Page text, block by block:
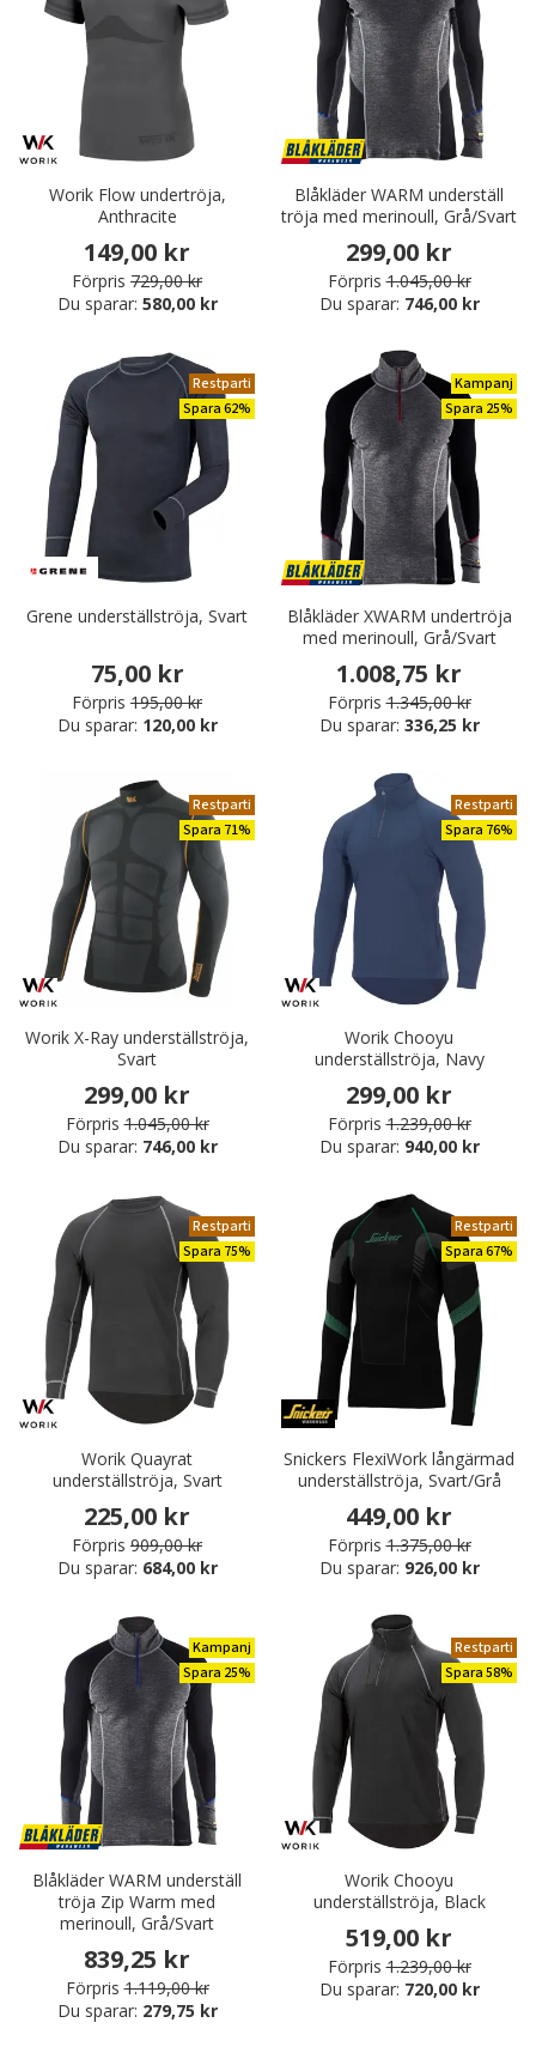
Worik Flow undertröja,
Anthracite
149,00 kr
Förpris 729,00 kr
Du sparar: 580,00 kr
Blåkläder WARM underställ
tröja med merinoull, Grå/Svart
299,00 kr
Förpris 1.045,00 kr
Du sparar: 746,00 kr
Restparti
Spara 62%
Grene underställströja, Svart
75,00 kr
Förpris 195,00 kr
Du sparar: 120,00 kr
Kampanj
Spara 25%
Blåkläder XWARM undertröja
med merinoull, Grå/Svart
1.008,75 kr
Förpris 1.345,00 kr
Du sparar: 336,25 kr
Restparti
Spara 71%
Worik X-Ray underställströja,
Svart
299,00 kr
Förpris 1.045,00 kr
Du sparar: 746,00 kr
Restparti
Spara 76%
Worik Chooyu
underställströja, Navy
299,00 kr
Förpris 1.239,00 kr
Du sparar: 940,00 kr
Restparti
Spara 75%
Worik Quayrat
underställströja, Svart
225,00 kr
Förpris 909,00 kr
Du sparar: 684,00 kr
Restparti
Spara 67%
Snickers FlexiWork långärmad
underställströja, Svart/Grå
449,00 kr
Förpris 1.375,00 kr
Du sparar: 926,00 kr
Kampanj
Spara 25%
Blåkläder WARM underställ
tröja Zip Warm med
merinoull, Grå/Svart
839,25 kr
Förpris 1.119,00 kr
Du sparar: 279,75 kr
Restparti
Spara 58%
Worik Chooyu
underställströja, Black
519,00 kr
Förpris 1.239,00 kr
Du sparar: 720,00 kr